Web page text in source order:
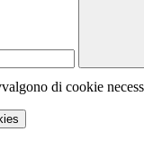
di cookie